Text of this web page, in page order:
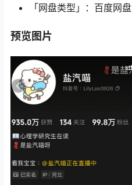
「网盘类型」：百度网盘
预览图片